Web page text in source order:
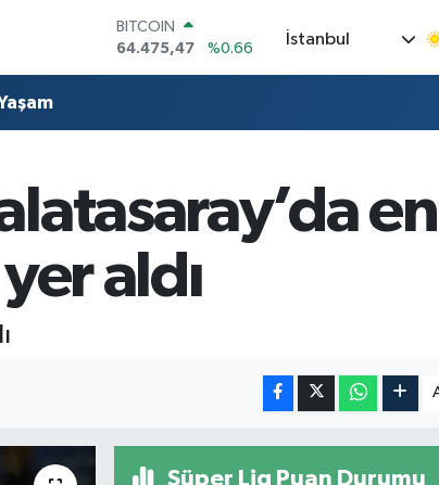
64.475,47
DOLAR
47,5971
%0.05
6518.23
%0.39
BİST100
13.703
%0
İstanbul
en
aldı
Süper Lig Puan Durumu